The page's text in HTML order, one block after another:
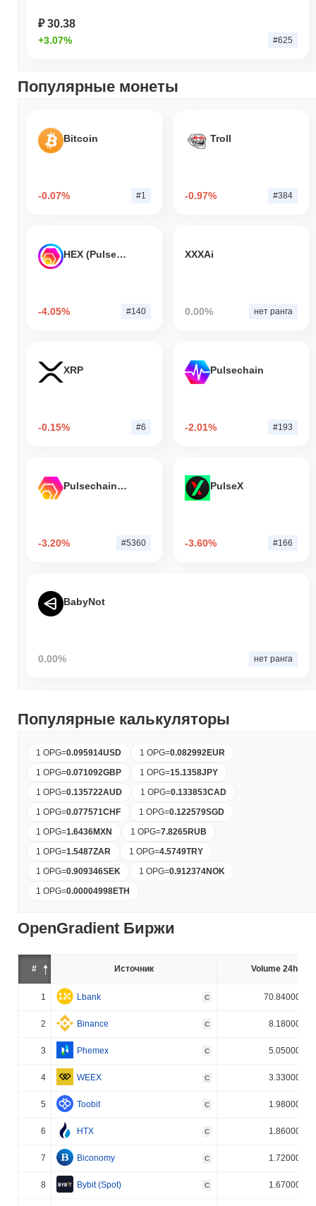
₽ 30.38
+3.07% #625
Популярные монеты
Bitcoin
-0.07% #1
Troll
-0.97% #384
HEX (Pulsechain)
-4.05% #140
XXXAi
0.00% нет ранга
XRP
-0.15% #6
Pulsechain
-2.01% #193
Pulsechain Bridged HEX (Pulsechain)
-3.20% #5360
PulseX
-3.60% #166
BabyNot
0.00% нет ранга
Популярные калькуляторы
1 OPG=0.095914USD 1 OPG=0.082992EUR
1 OPG=0.071092GBP 1 OPG=15.1358JPY
1 OPG=0.135722AUD 1 OPG=0.133853CAD
1 OPG=0.077571CHF 1 OPG=0.122579SGD
1 OPG=1.6436MXN 1 OPG=7.8265RUB
1 OPG=1.5487ZAR 1 OPG=4.5749TRY
1 OPG=0.909346SEK 1 OPG=0.912374NOK
1 OPG=0.00004998ETH
OpenGradient Биржи
# Источник Volume 24h (%)
1 Lbank C 70.840000%
2 Binance C 8.180000%
3 Phemex C 5.050000%
4 WEEX C 3.330000%
5 Toobit C 1.980000%
6 HTX C 1.860000%
7 Biconomy C 1.720000%
8 Bybit (Spot) C 1.670000%